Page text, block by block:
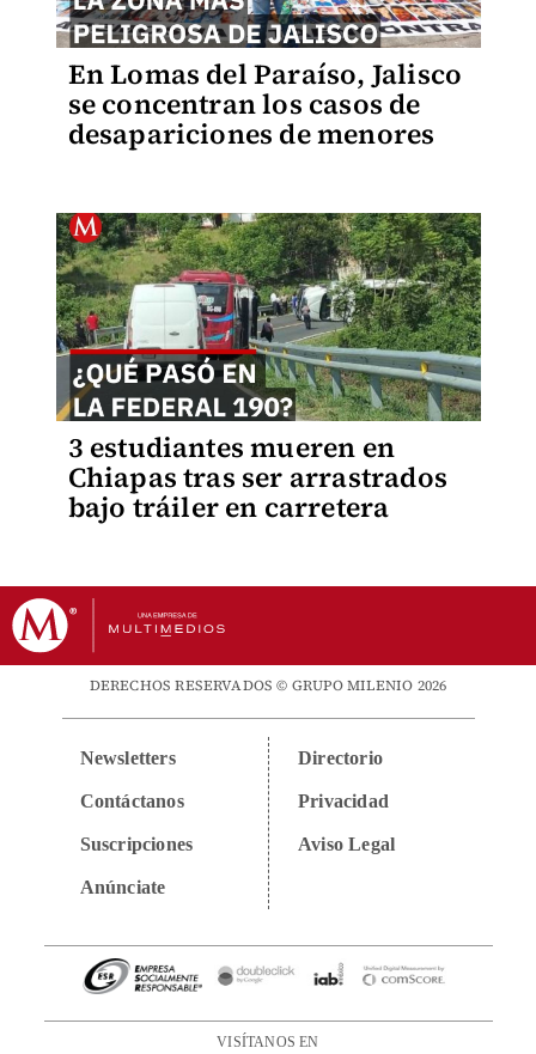
En Lomas del Paraíso, Jalisco
se concentran los casos de
desapariciones de menores
3 estudiantes mueren en
Chiapas tras ser arrastrados
bajo tráiler en carretera
DERECHOS RESERVADOS © GRUPO MILENIO 2026
Newsletters
Contáctanos
Suscripciones
Anúnciate
Directorio
Privacidad
Aviso Legal
VISÍTANOS EN